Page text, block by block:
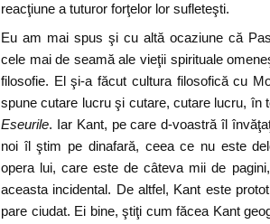
reacţiune a tuturor forţelor lor sufleteşti.
Eu am mai spus şi cu altă ocaziune că
cele mai de seamă ale vieţii spirituale
filosofie. El şi-a făcut cultura filosofică cu
spune cutare lucru şi cutare, cutare lucru, în
Eseurile. Iar Kant, pe care d-voastră îl
noi îl ştim pe dinafară, ceea ce nu este
opera lui, care este de câteva mii de
aceasta incidental. De altfel, Kant este
pare ciudat. Ei bine, ştiţi cum făcea Kant